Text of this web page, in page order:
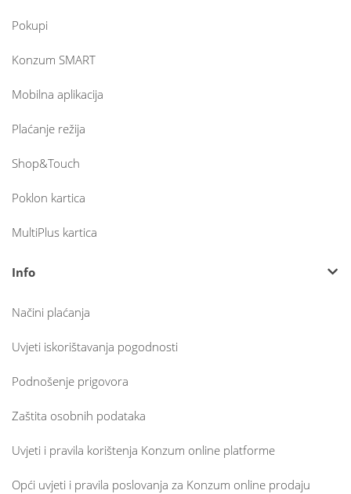
Pokupi
Konzum SMART
Mobilna aplikacija
Plaćanje režija
Shop&Touch
Poklon kartica
MultiPlus kartica
Info
Načini plaćanja
Uvjeti iskorištavanja pogodnosti
Podnošenje prigovora
Zaštita osobnih podataka
Uvjeti i pravila korištenja Konzum online platforme
Opći uvjeti i pravila poslovanja za Konzum online prodaju